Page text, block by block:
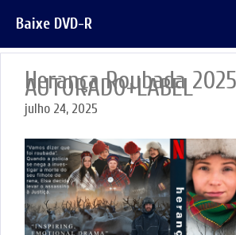
para
o
conteúdo
Baixe DVD-R
Herança Roubada
AUTORADO+LABEL
julho 24, 2025